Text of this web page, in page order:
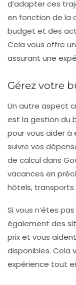
d’adapter ces
en fonction de la
budget et des
Cela vous offre
assurant une
Gérez votre
Un autre aspect
est la gestion du
pour vous aider à
suivre vos
de calcul dans
vacances en
hôtels, transports
Si vous n’êtes
également des
prix et vous
disponibles. Cela
expérience tout